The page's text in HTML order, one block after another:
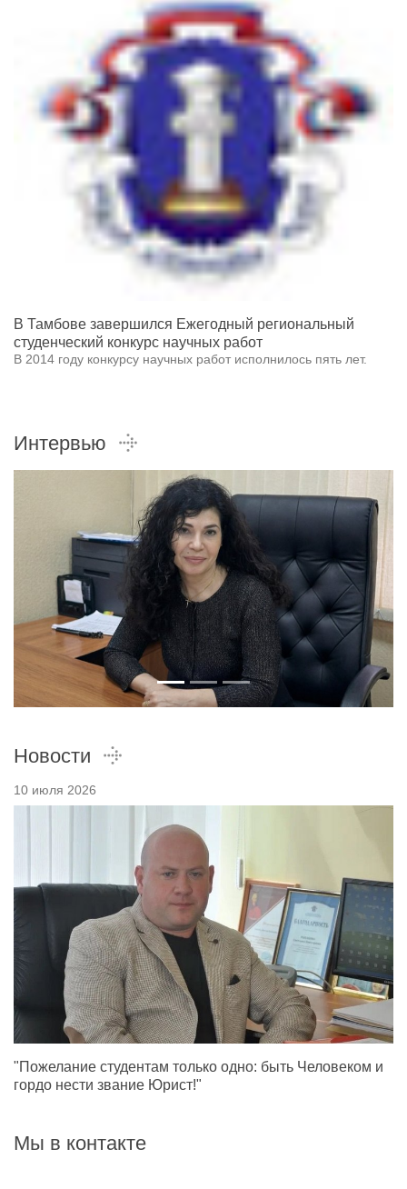
В Тамбове завершился Ежегодный региональный
студенческий конкурс научных работ
В 2014 году конкурсу научных работ исполнилось пять лет.
Интервью
Новости
10 июля 2026
"Пожелание студентам только одно: быть Человеком и
гордо нести звание Юрист!"
Мы в контакте